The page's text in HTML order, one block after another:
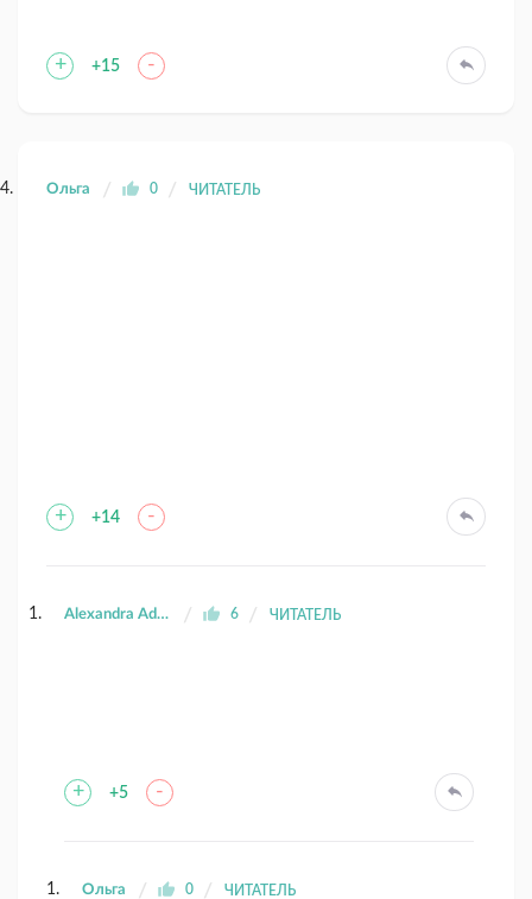
+ +15 -
Ольга 0 ЧИТАТЕЛЬ
+ +14 -
Alexandra Adamov 6 ЧИТАТЕЛЬ
+ +5 -
Ольга 0 ЧИТАТЕЛЬ